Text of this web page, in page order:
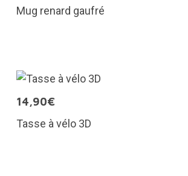
Mug renard gaufré
14,90€
Tasse à vélo 3D